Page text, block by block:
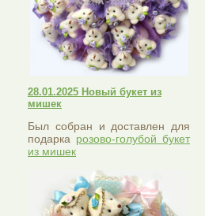
28.01.2025 Новый букет из
мишек
Был собран и доставлен для
подарка розово-голубой букет
из мишек